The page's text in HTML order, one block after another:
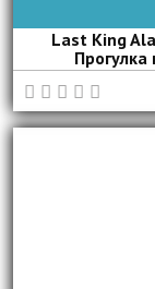
Last King